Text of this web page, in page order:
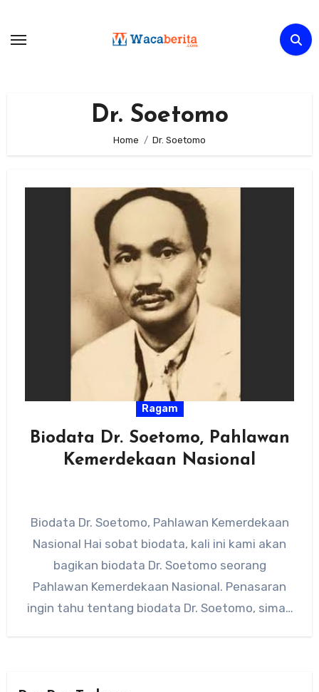
content
Dr. Soetomo
Home Dr. Soetomo
Ragam
Biodata Dr. Soetomo, Pahlawan
Kemerdekaan Nasional
Biodata Dr. Soetomo, Pahlawan Kemerdekaan
Nasional Hai sobat biodata, kali ini kami akan
bagikan biodata Dr. Soetomo seorang
Pahlawan Kemerdekaan Nasional. Penasaran
ingin tahu tentang biodata Dr. Soetomo, simak